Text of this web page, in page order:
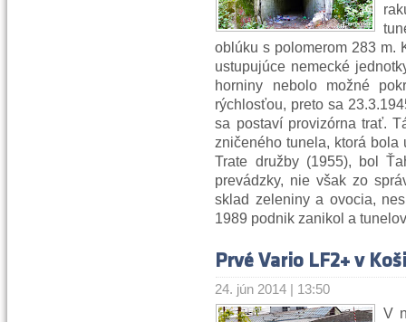
oblúku s polomerom 283 m.
ustupujúce nemecké
horniny nebolo možné
rýchlosťou, preto sa
sa postaví provizórna trať.
zničeného tunela, ktorá
Trate družby (1955), bol
prevádzky, nie však zo
sklad zeleniny a ovocia,
1989 podnik zanikol a
Prvé Vario LF2+ v
24. jún 2014 | 13:50
V